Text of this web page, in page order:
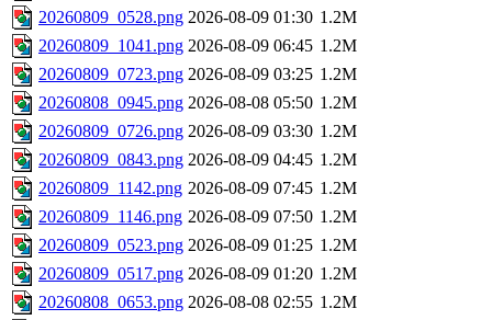
20260809_0528.png 2026-08-09 01:30 1.2M
20260809_1041.png 2026-08-09 06:45 1.2M
20260809_0723.png 2026-08-09 03:25 1.2M
20260808_0945.png 2026-08-08 05:50 1.2M
20260809_0726.png 2026-08-09 03:30 1.2M
20260809_0843.png 2026-08-09 04:45 1.2M
20260809_1142.png 2026-08-09 07:45 1.2M
20260809_1146.png 2026-08-09 07:50 1.2M
20260809_0523.png 2026-08-09 01:25 1.2M
20260809_0517.png 2026-08-09 01:20 1.2M
20260808_0653.png 2026-08-08 02:55 1.2M